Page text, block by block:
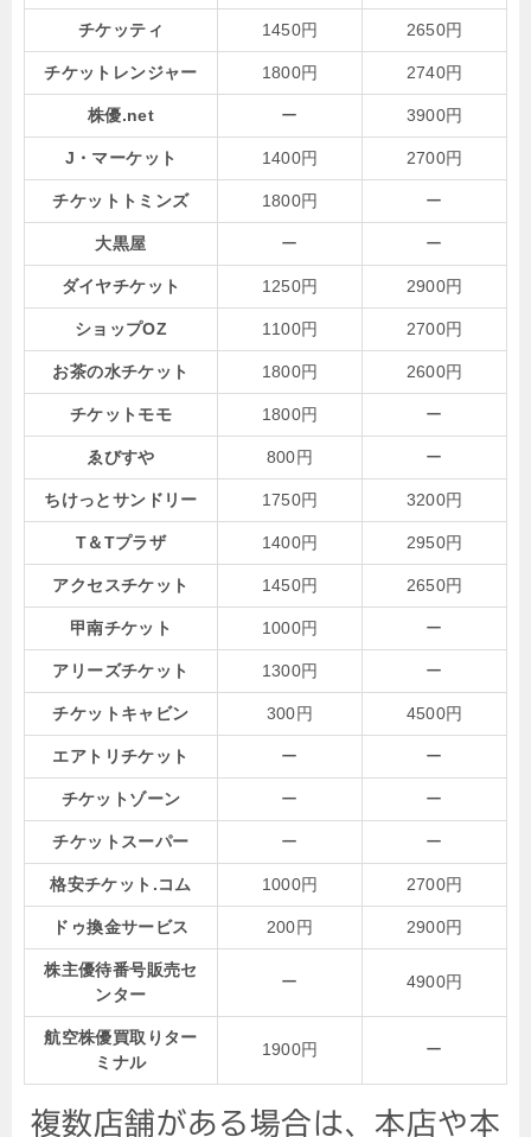
チケッティ 1450円 2650円
チケットレンジャー 1800円 2740円
株優.net ー 3900円
J・マーケット 1400円 2700円
チケットトミンズ 1800円 ー
大黒屋 ー ー
ダイヤチケット 1250円 2900円
ショップOZ 1100円 2700円
お茶の水チケット 1800円 2600円
チケットモモ 1800円 ー
ゑびすや 800円 ー
ちけっとサンドリー 1750円 3200円
T＆Tプラザ 1400円 2950円
アクセスチケット 1450円 2650円
甲南チケット 1000円 ー
アリーズチケット 1300円 ー
チケットキャビン 300円 4500円
エアトリチケット ー ー
チケットゾーン ー ー
チケットスーパー ー ー
格安チケット.コム 1000円 2700円
ドゥ換金サービス 200円 2900円
株主優待番号販売セ
ンター
ー 4900円
航空株優買取りター
ミナル
1900円 ー
複数店舗がある場合は、本店や本